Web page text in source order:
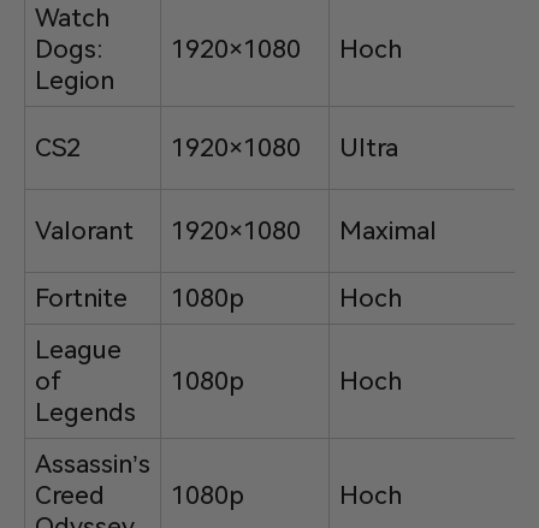
Watch
Dogs:
Legion
1920×1080 Hoch
CS2 1920×1080 Ultra
Valorant 1920×1080 Maximal
Fortnite 1080p
Hoch
League
of
Legends
1080p Hoch
Assassin’s
Creed
1080p Hoch